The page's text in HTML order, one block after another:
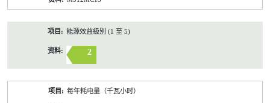
能源效益級別 (1 至 5)
2
每年耗电量（千瓦小时）